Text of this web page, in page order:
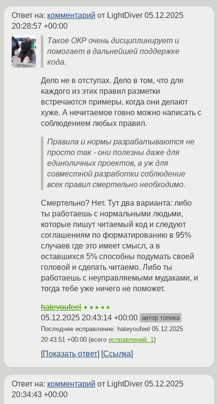
Ответ на: комментарий от LightDiver 05.12.2025
20:28:57 +00:00
Такое ОКР очень дисциплинирует и
помогает в дальнейшей поддержке
кода.
Дело не в отступах. Дело в том, что для
каждого из этих правил разметки
встречаются примеры, когда они делают
хуже. А нечитаемое говно можно написать с
соблюдением любых правил.
Правила и нормы разрабатываются не
просто так - они полезны даже для
единоличных проектов, а уж для
совместной разработки соблюдение
всех правил смертельно необходимо.
Смертельно? Нет. Тут два варианта: либо
ты работаешь с нормальными людьми,
которые пишут читаемый код и следуют
соглашениям по форматированию в 95%
случаев где это имеет смысл, а в
оставшихся 5% способны подумать своей
головой и сделать читаемо. Либо ты
работаешь с неуправляемыми мудаками, и
тогда тебе уже ничего не поможет.
hateyoufeel ★★★★★
05.12.2025 20:43:14 +00:00 автор топика
Последнее исправление: hateyoufeel 05.12.2025
20:43:51 +00:00 (всего исправлений: 1)
Показать ответ Ссылка
Ответ на: комментарий от LightDiver 05.12.2025
20:34:43 +00:00